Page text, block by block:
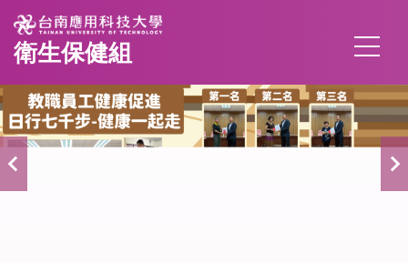
跳
到
主
容
區
衛生保健組